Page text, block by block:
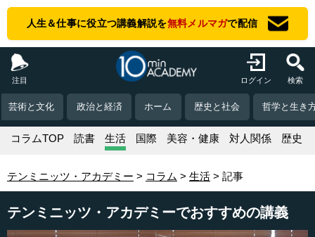
人生＆仕事に役立つ講義解説を無料メルマガで配信
注目 ログイン 検索
芸術と文化 政治と経済 ホーム 歴史と社会 哲学と生き
コラムTOP 読書 生活 国際 美容・健康 対人関係 歴史
テンミニッツ・アカデミー コラム 生活 記事
テンミニッツ・アカデミーでおすすめの講義